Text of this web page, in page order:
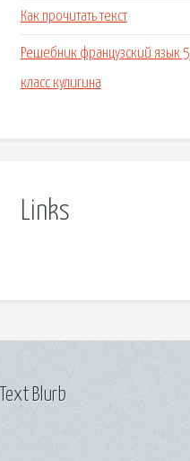
Как прочитать текст
Решебник французский язык 5
класс кулигина
Links
Blurb